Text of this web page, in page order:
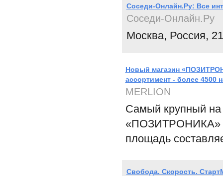
Соседи-Онлайн.Ру: Все
Соседи-Онлайн.Ру
Москва, Россия,
Новый магазин
ассортимент - более 4500
MERLION
Самый крупный на
«ПОЗИТРОНИКА»
площадь
Свобода. Скорость.